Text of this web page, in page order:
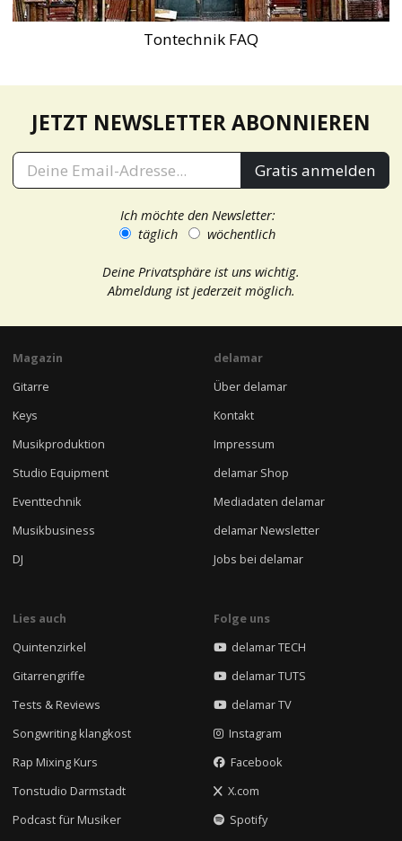
Tontechnik FAQ
JETZT NEWSLETTER ABONNIEREN
Gratis anmelden
Ich möchte den Newsletter:
täglich
wöchentlich
Deine Privatsphäre ist uns wichtig.
Abmeldung ist jederzeit möglich.
Magazin
Gitarre
Keys
Musikproduktion
Studio Equipment
Eventtechnik
Musikbusiness
DJ
delamar
Über delamar
Kontakt
Impressum
delamar Shop
Mediadaten delamar
delamar Newsletter
Jobs bei delamar
Lies auch
Quintenzirkel
Gitarrengriffe
Tests & Reviews
Songwriting klangkost
Rap Mixing Kurs
Tonstudio Darmstadt
Podcast für Musiker
Folge uns
delamar TECH
delamar TUTS
delamar TV
Instagram
Facebook
X.com
Spotify